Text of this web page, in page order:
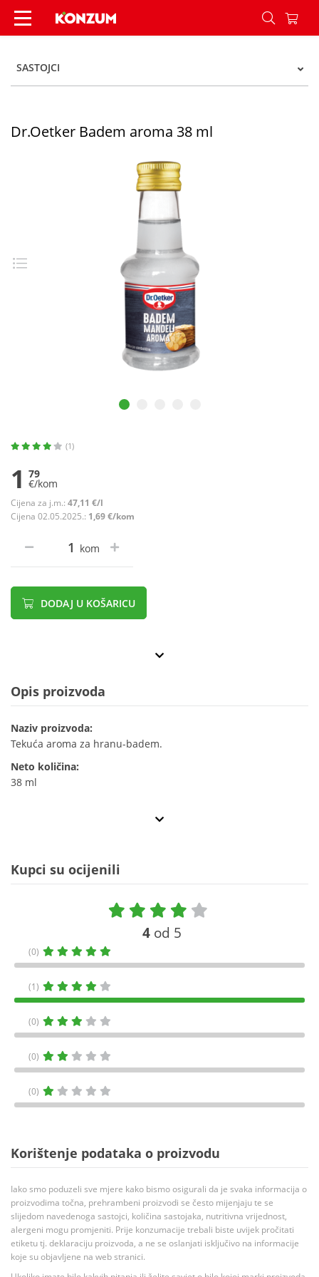
Dr.Oetker Badem aroma 38 ml - Konzum
SASTOJCI
Dr.Oetker Badem aroma 38 ml
(1)
1 79
€/kom
Cijena za j.m.: 47,11 €/l
Cijena 02.05.2025.: 1,69 €/kom
kom
DODAJ U KOŠARICU
Opis proizvoda
Naziv proizvoda:
Tekuća aroma za hranu-badem.
Neto količina:
38 ml
Kupci su ocijenili
4 od 5
(0)
(1)
(0)
(0)
(0)
Korištenje podataka o proizvodu
Iako smo poduzeli sve mjere kako bismo osigurali da je svaka informacija o
proizvodima točna, prehrambeni proizvodi se često mijenjaju te se
slijedom navedenoga sastojci, količina sastojaka, nutritivna vrijednost,
alergeni mogu promjeniti. Prije konzumacije trebali biste uvijek pročitati
etiketu tj. deklaraciju proizvoda, a ne se oslanjati isključivo na informacije
koje su objavljene na web stranici.